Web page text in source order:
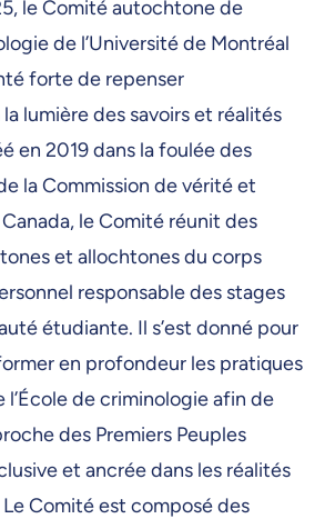
le Comité autochtone de
de l’Université de Montréal
forte de repenser
la lumière des savoirs et réalités
en 2019 dans la foulée des
la Commission de vérité et
le Comité réunit des
et allochtones du corps
responsable des stages
étudiante. Il s’est donné pour
en profondeur les pratiques
de criminologie afin de
des Premiers Peuples
et ancrée dans les réalités
Comité est composé des